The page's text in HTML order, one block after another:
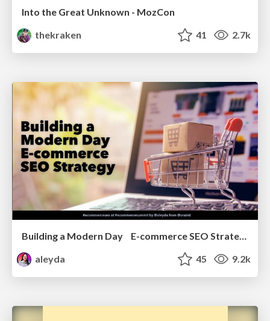
Into the Great Unknown - MozCon
thekraken
41 2.7k
Building a Modern Day E-commerce SEO Strategy
aleyda
45 9.2k